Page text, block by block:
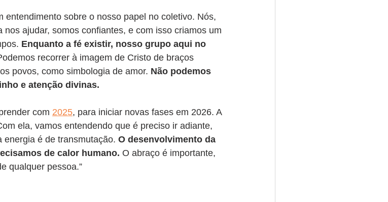
entendimento sobre o nosso papel no coletivo. Nós,
ajudar, somos confiantes, e com isso criamos um
Enquanto a fé existir, nosso grupo aqui no
recorrer à imagem de Cristo de braços
povos, como simbologia de amor. Não podemos
e atenção divinas.
com 2025, para iniciar novas fases em 2026. A
ela, vamos entendendo que é preciso ir adiante,
é de transmutação. O desenvolvimento da
de calor humano. O abraço é importante,
qualquer pessoa.”